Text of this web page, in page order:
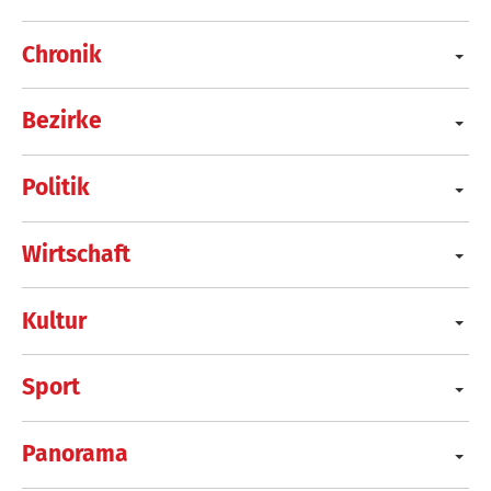
Chronik
Bezirke
Politik
Wirtschaft
Kultur
Sport
Panorama